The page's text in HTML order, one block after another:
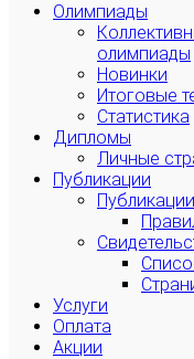
Олимпиады
олимпиады
Новинки
Итоговые
Статистика
Дипломы
Личные
Публикации
Публикации
Услуги
Оплата
Акции